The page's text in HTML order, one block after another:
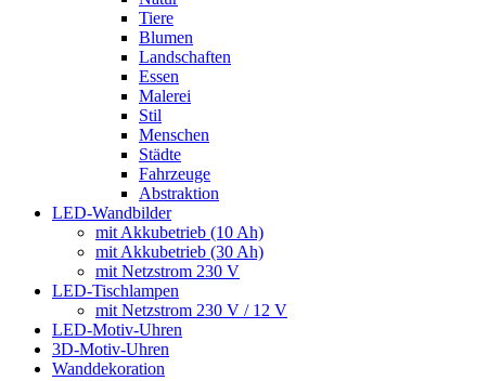
Tiere
Blumen
Landschaften
Essen
Malerei
Stil
Menschen
Städte
Fahrzeuge
Abstraktion
LED-Wandbilder
mit Akkubetrieb (10 Ah)
mit Akkubetrieb (30 Ah)
mit Netzstrom 230 V
LED-Tischlampen
mit Netzstrom 230 V / 12 V
LED-Motiv-Uhren
3D-Motiv-Uhren
Wanddekoration